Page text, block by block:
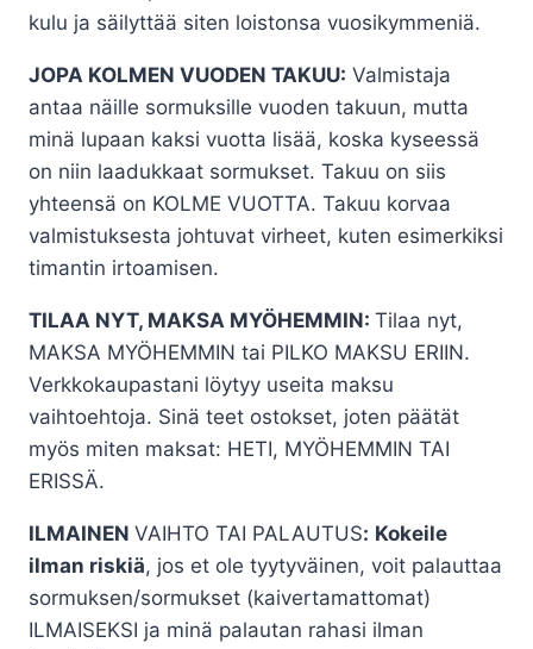
kulu ja säilyttää siten loistonsa vuosikymmeniä.
JOPA KOLMEN VUODEN TAKUU: Valmistaja
antaa näille sormuksille vuoden takuun, mutta
minä lupaan kaksi vuotta lisää, koska kyseessä
on niin laadukkaat sormukset. Takuu on siis
yhteensä on KOLME VUOTTA. Takuu korvaa
valmistuksesta johtuvat virheet, kuten esimerkiksi
timantin irtoamisen.
TILAA NYT, MAKSA MYÖHEMMIN: Tilaa nyt,
MAKSA MYÖHEMMIN tai PILKO MAKSU ERIIN.
Verkkokaupastani löytyy useita maksu
vaihtoehtoja. Sinä teet ostokset, joten päätät
myös miten maksat: HETI, MYÖHEMMIN TAI
ERISSÄ.
ILMAINEN VAIHTO TAI PALAUTUS: Kokeile
ilman riskiä, jos et ole tyytyväinen, voit palauttaa
sormuksen/sormukset (kaivertamattomat)
ILMAISEKSI ja minä palautan rahasi ilman